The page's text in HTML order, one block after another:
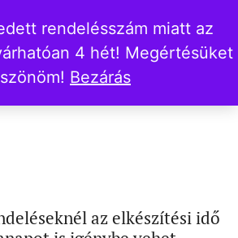
rendelésszám miatt az
4 hét! Megértésüket
Bezárás
az elkészítési idő